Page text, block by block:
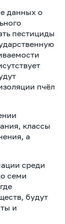
данных о
пестициды
пчёл
классы
а
среди
семи
будут
и